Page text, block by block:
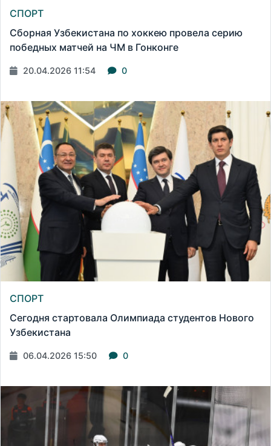
СПОРТ
Сборная Узбекистана по хоккею провела серию
победных матчей на ЧМ в Гонконге
20.04.2026 11:54 0
СПОРТ
Сегодня стартовала Олимпиада студентов Нового
Узбекистана
06.04.2026 15:50 0